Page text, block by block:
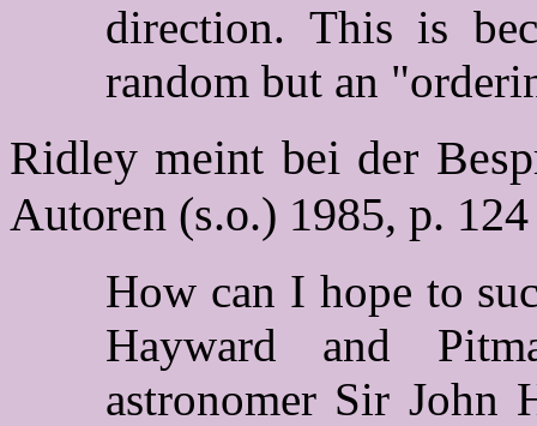
direction. This is
random but an
Ridley meint bei der
Autoren (s.o.) 1985, p.
How can I hope to
Hayward and
astronomer Sir John